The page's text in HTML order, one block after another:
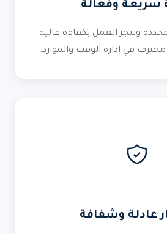
سريعة وفعالة
وننجز العمل بكفاءة عالية
محترف في إدارة الوقت والموارد.
عادلة وشفافة